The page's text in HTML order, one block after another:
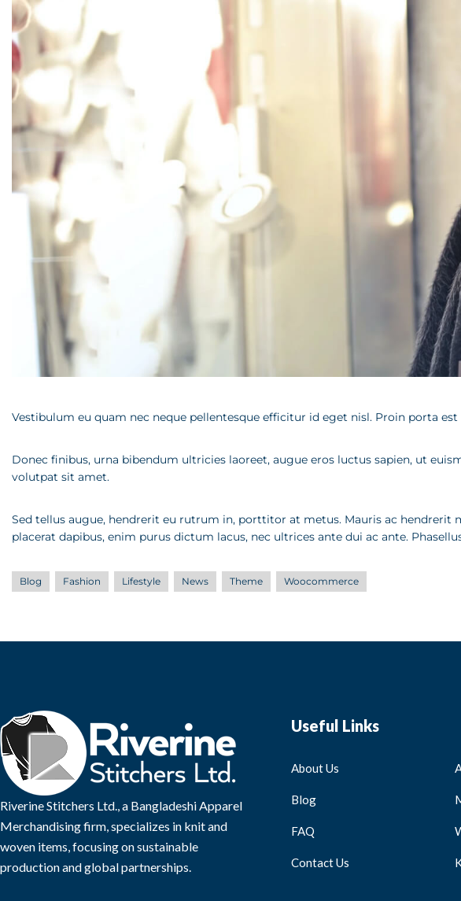
Vestibulum eu quam nec neque pellentesque efficitur id eget nisl. Proin porta
Donec finibus, urna bibendum ultricies laoreet, augue eros luctus sapien, ut
volutpat sit amet.
Sed tellus augue, hendrerit eu rutrum in, porttitor at metus. Mauris ac hendrerit
placerat dapibus, enim purus dictum lacus, nec ultrices ante dui ac ante.
Blog Fashion Lifestyle News Theme Woocommerce
Riverine Stitchers Ltd., a Bangladeshi Apparel
Merchandising firm, specializes in knit and
woven items, focusing on sustainable
production and global partnerships.
Useful Links
About Us
Blog
FAQ
Contact Us